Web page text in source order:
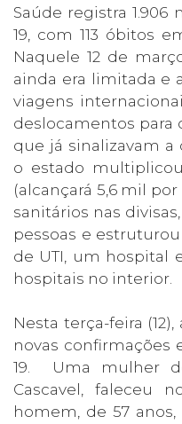
Saúde registra
19, com 113 óbitos
Naquele 12 de
ainda era limitada e
viagens
deslocamentos para
que já sinalizavam a
o estado
(alcançará 5,6 mil
sanitários nas
pessoas e
de UTI, um hospital
hospitais no interior.
Nesta terça-feira
novas confirmações
19. Uma mulher
Cascavel, faleceu
homem, de 57